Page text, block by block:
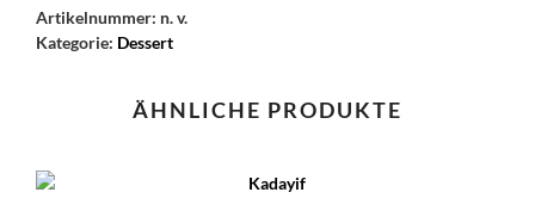
Artikelnummer: n. v.
Kategorie: Dessert
ÄHNLICHE PRODUKTE